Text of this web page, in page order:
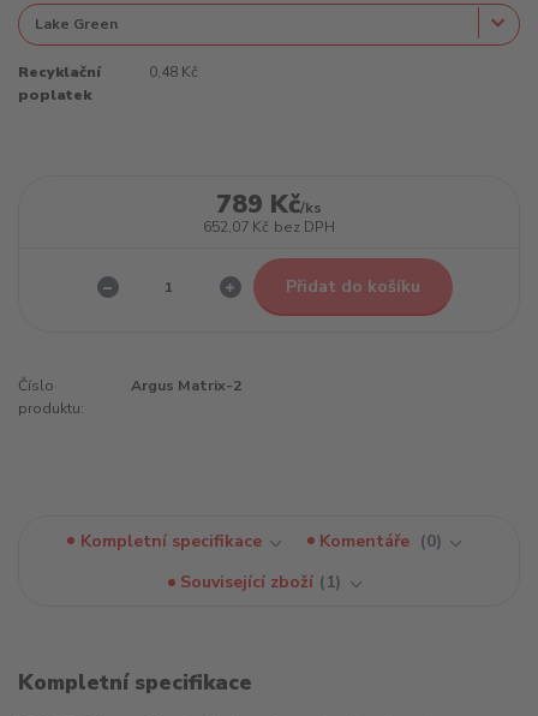
Recyklační
poplatek
0,48 Kč
789 Kč/ks
652,07 Kč bez DPH
Přidat do košíku
Číslo
produktu:
Argus Matrix-2
Kompletní specifikace Komentáře
0
Související zboží
1
Kompletní specifikace